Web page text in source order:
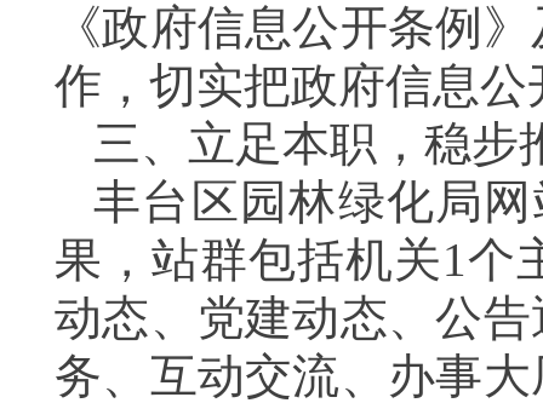
《政府信息公开条例
作，切实把政府信息
三、立足本职，稳步
丰台区园林绿化局
果，站群包括机关1个
动态、党建动态、公
务、互动交流、办事